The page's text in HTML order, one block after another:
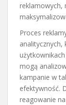
reklamowych,
Proces
mogą
kampanie w
efektywność.
reagowanie